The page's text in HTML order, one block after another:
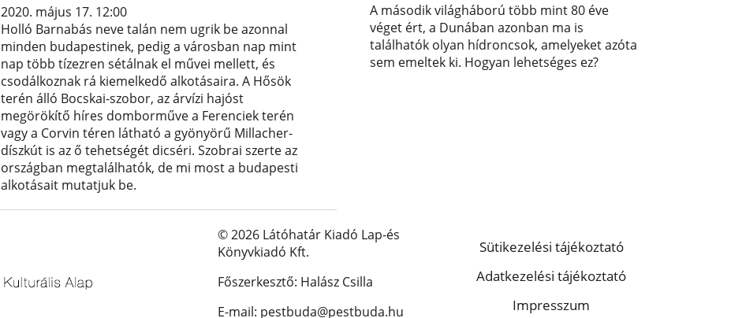
2020. május 17. 12:00
Holló Barnabás neve talán nem ugrik be azonnal
minden budapestinek, pedig a városban nap mint
nap több tízezren sétálnak el művei mellett, és
csodálkoznak rá kiemelkedő alkotásaira. A Hősök
terén álló Bocskai-szobor, az árvízi hajóst
megörökítő híres domborműve a Ferenciek terén
vagy a Corvin téren látható a gyönyörű Millacher-
díszkút is az ő tehetségét dicséri. Szobrai szerte az
országban megtalálhatók, de mi most a budapesti
alkotásait mutatjuk be.
A második világháború több mint 80 éve
véget ért, a Dunában azonban ma is
találhatók olyan hídroncsok, amelyeket azóta
sem emeltek ki. Hogyan lehetséges ez?
© 2026 Látóhatár Kiadó Lap-és
Könyvkiadó Kft.
Főszerkesztő: Halász Csilla
E-mail: pestbuda@pestbuda.hu
Sütikezelési tájékoztató
Adatkezelési tájékoztató
Impresszum